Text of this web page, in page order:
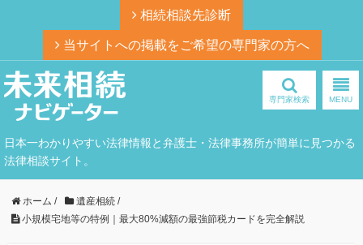
相続相談先診断
当サイトへの掲載をご希望の専門家の方へ
日本一わかりやすい法律情報と弁護士・法律事務所が簡単に見つかる
法律相談サイト。
専門家検索 MENU
ホーム / 遺産相続 /
小規模宅地等の特例｜最大80%減額の最強節税カードを完全解説